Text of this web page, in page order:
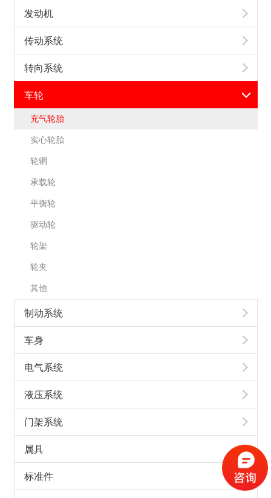
发动机
传动系统
转向系统
车轮
充气轮胎
实心轮胎
轮辋
承载轮
平衡轮
驱动轮
轮架
轮夹
其他
制动系统
车身
电气系统
液压系统
门架系统
属具
标准件